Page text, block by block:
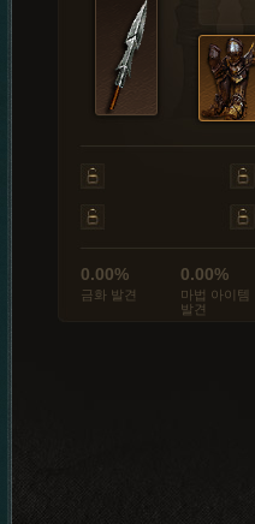
0.00%
금화 발견
0.00%
마법 아이템
발견